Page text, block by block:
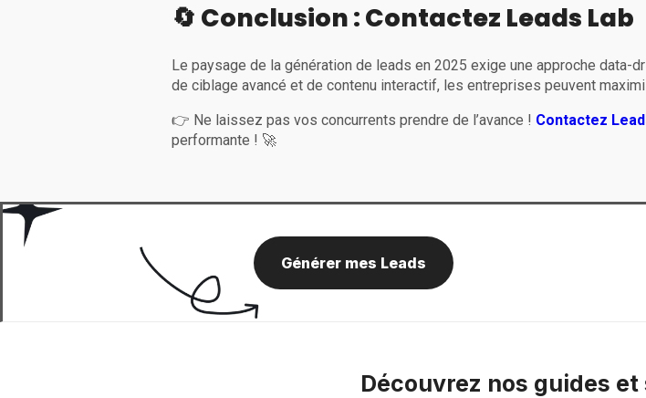
🔄 Conclusion : Contactez Leads Lab
Le paysage de la génération de leads en 2025 exige une approche data-
de ciblage avancé et de contenu interactif, les entreprises peuvent
👉 Ne laissez pas vos concurrents prendre de l’avance ! Contactez
performante ! 🚀
Générer mes Leads
Découvrez nos guides